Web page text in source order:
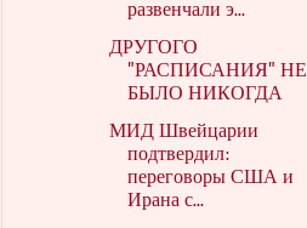
развенчали э...
ДРУГОГО
"РАСПИСАНИЯ" НЕ
БЫЛО НИКОГДА
МИД Швейцарии
подтвердил:
переговоры США и
Ирана с...